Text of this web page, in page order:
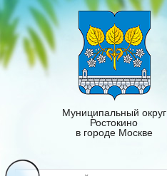
Муниципальный округ
Ростокино
в городе Москве